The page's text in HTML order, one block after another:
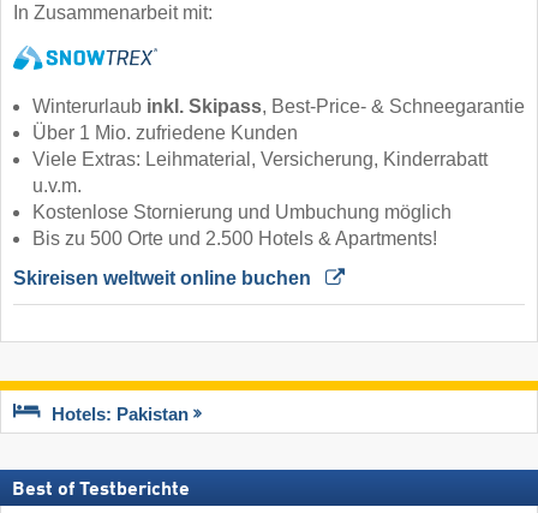
In Zusammenarbeit mit:
Winterurlaub inkl. Skipass, Best-Price- & Schneegarantie
Über 1 Mio. zufriedene Kunden
Viele Extras: Leihmaterial, Versicherung, Kinderrabatt
u.v.m.
Kostenlose Stornierung und Umbuchung möglich
Bis zu 500 Orte und 2.500 Hotels & Apartments!
Skireisen weltweit online buchen
Hotels: Pakistan
Best of Testberichte